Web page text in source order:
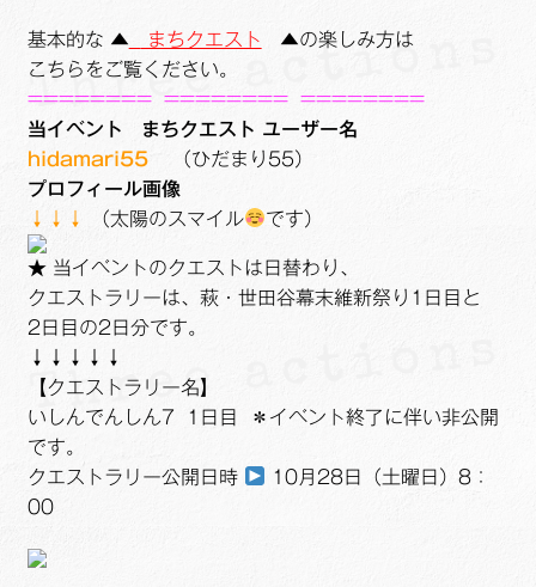
基本的な ▲ まちクエスト
▲の楽しみ方は
こちらをご覧ください。
========================
当イベント
まちクエスト ユーザー名
hidamari55
（ひだまり55）
プロフィール画像
↓↓↓
（太陽のスマイル です）
★ 当イベントのクエストは日替わり、
クエストラリーは、萩・世田谷幕末維新祭り1日目と
2日目の2日分です。
↓↓↓↓↓
【クエストラリー名】
いしんでんしん7 1日目 ＊イベント終了に伴い非公開
です。
クエストラリー公開日時
10月28日（土曜日）8：
00